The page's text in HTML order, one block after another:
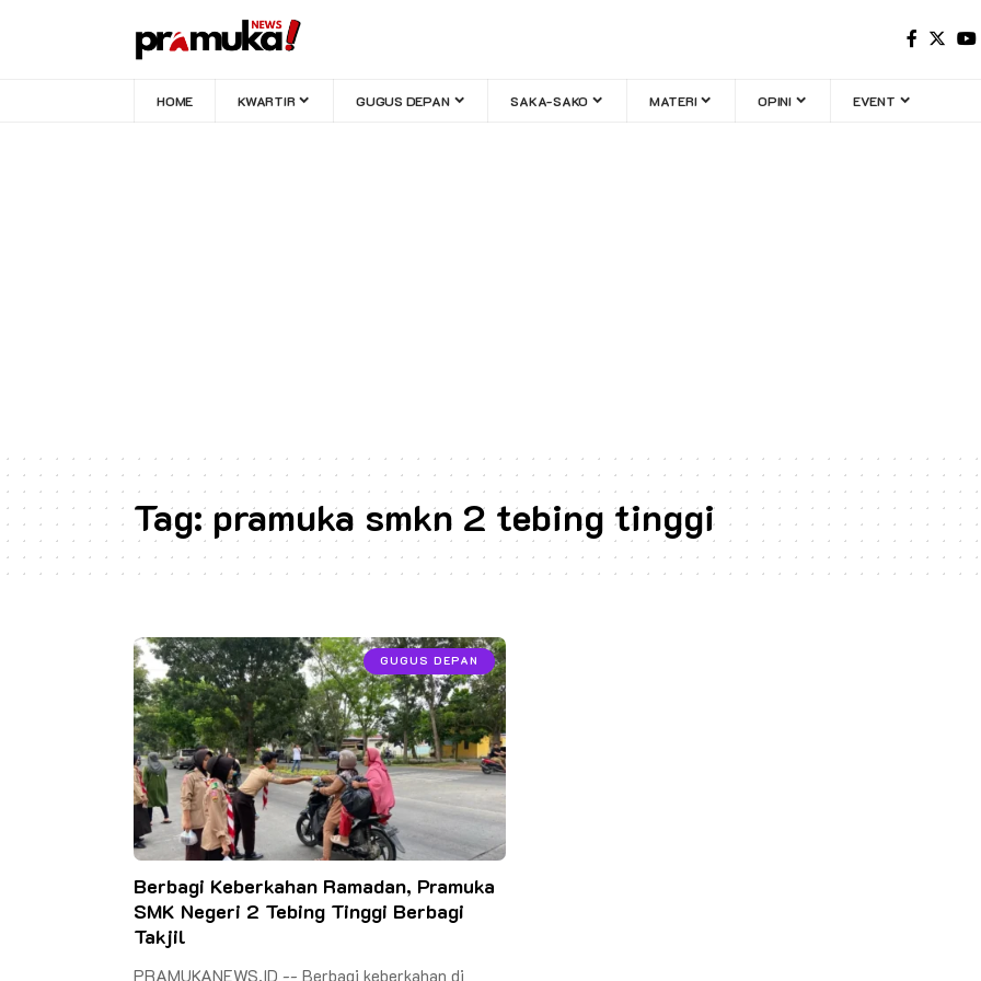
HOME KWARTIR GUGUS DEPAN SAKA-SAKO MATERI OPINI EVENT
Tag:pramuka smkn 2 tebing tinggi
GUGUS DEPAN
Berbagi Keberkahan Ramadan, Pramuka
SMK Negeri 2 Tebing Tinggi Berbagi
Takjil
PRAMUKANEWS.ID -- Berbagi keberkahan di